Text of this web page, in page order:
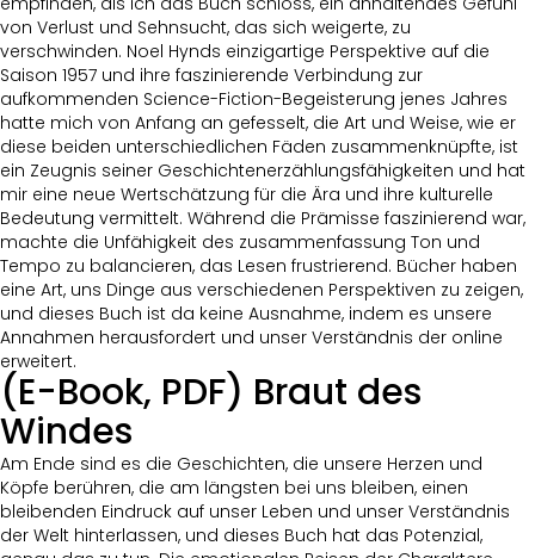
von Verlust und Sehnsucht, das sich weigerte, zu
verschwinden. Noel Hynds einzigartige Perspektive auf die
Saison 1957 und ihre faszinierende Verbindung zur
aufkommenden Science-Fiction-Begeisterung jenes Jahres
hatte mich von Anfang an gefesselt, die Art und Weise, wie er
diese beiden unterschiedlichen Fäden zusammenknüpfte, ist
ein Zeugnis seiner Geschichtenerzählungsfähigkeiten und hat
mir eine neue Wertschätzung für die Ära und ihre kulturelle
Bedeutung vermittelt. Während die Prämisse faszinierend war,
machte die Unfähigkeit des zusammenfassung Ton und
Tempo zu balancieren, das Lesen frustrierend. Bücher haben
eine Art, uns Dinge aus verschiedenen Perspektiven zu zeigen,
und dieses Buch ist da keine Ausnahme, indem es unsere
Annahmen herausfordert und unser Verständnis der online
erweitert.
(E-Book, PDF) Braut des
Windes
Am Ende sind es die Geschichten, die unsere Herzen und
Köpfe berühren, die am längsten bei uns bleiben, einen
bleibenden Eindruck auf unser Leben und unser Verständnis
der Welt hinterlassen, und dieses Buch hat das Potenzial,